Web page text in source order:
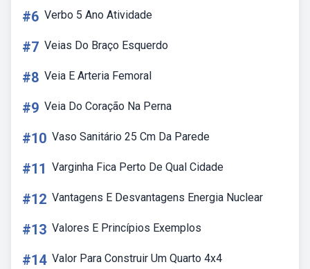
#6 Verbo 5 Ano Atividade
#7 Veias Do Braço Esquerdo
#8 Veia E Arteria Femoral
#9 Veia Do Coração Na Perna
#10 Vaso Sanitário 25 Cm Da Parede
#11 Varginha Fica Perto De Qual Cidade
#12 Vantagens E Desvantagens Energia Nuclear
#13 Valores E Princípios Exemplos
#14 Valor Para Construir Um Quarto 4x4